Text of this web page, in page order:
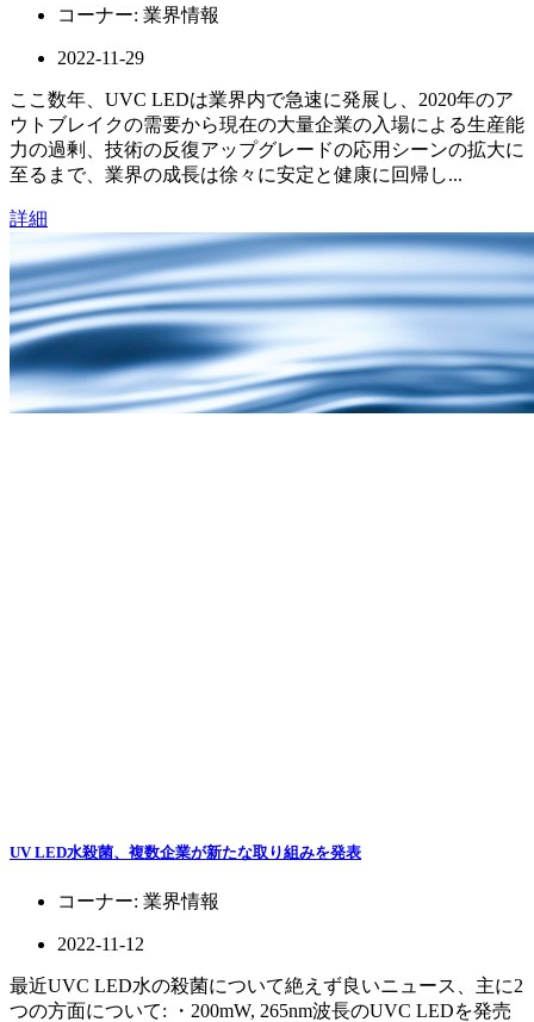
コーナー: 業界情報
2022-11-29
ここ数年、UVC LEDは業界内で急速に発展し、2020年のア
ウトブレイクの需要から現在の大量企業の入場による生産能
力の過剰、技術の反復アップグレードの応用シーンの拡大に
至るまで、業界の成長は徐々に安定と健康に回帰し...
詳細
UV LED水殺菌、複数企業が新たな取り組みを発表
コーナー: 業界情報
2022-11-12
最近UVC LED水の殺菌について絶えず良いニュース、主に2
つの方面について: ・200mW, 265nm波長のUVC LEDを発売